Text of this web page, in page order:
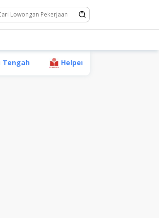
Helper (Non Staff) PT Mayora Indah Tbk,